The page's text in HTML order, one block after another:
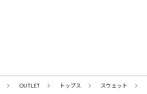
OUTLET トップス スウェット